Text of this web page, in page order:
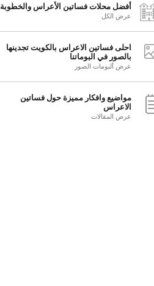
أفضل محلات فساتين الأعراس والخطوبة
عرض الكل
احلى فساتين الاعراس بالكويت تجدينها
بالصور في البوماتنا
عرض ألبومات الصور
مواضيع وافكار مميزة حول فساتين
الاعراس
عرض المقالات